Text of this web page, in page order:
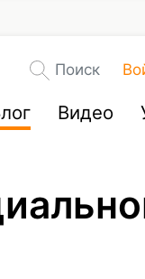
Поиск
Видео